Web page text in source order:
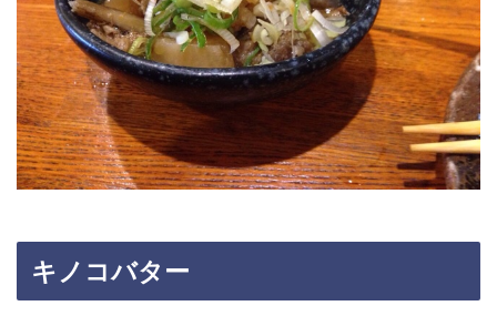
キノコバター